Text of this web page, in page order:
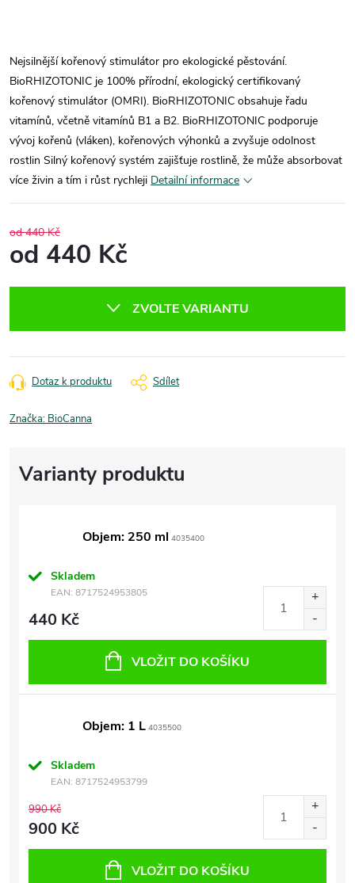
Nejsilnější kořenový stimulátor pro ekologické pěstování.
BioRHIZOTONIC je 100% přírodní, ekologický certifikovaný
kořenový stimulátor (OMRI). BioRHIZOTONIC obsahuje řadu
vitamínů, včetně vitamínů B1 a B2. BioRHIZOTONIC podporuje
vývoj kořenů (vláken), kořenových výhonků a zvyšuje odolnost
rostlin Silný kořenový systém zajišťuje rostlině, že může absorbovat
více živin a tím i růst rychleji Detailní informace
od 440 Kč
od 440 Kč
ZVOLTE VARIANTU
Dotaz k produktu Sdílet
Značka: BioCanna
Objem: 250 ml 4035400
Skladem
EAN: 8717524953805
440 Kč
VLOŽIT DO KOŠÍKU
Objem: 1 L 4035500
Skladem
EAN: 8717524953799
990 Kč
900 Kč
VLOŽIT DO KOŠÍKU